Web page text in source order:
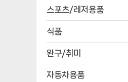
스포츠/레저용품
식품
완구/취미
자동차용품